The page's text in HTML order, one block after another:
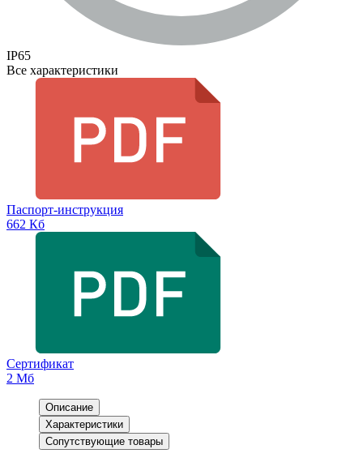
IP65
Все характеристики
Паспорт-инструкция
662 Кб
Сертификат
2 Мб
Описание
Характеристики
Сопутствующие товары